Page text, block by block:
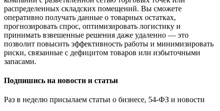
распределенных складских помещений. Вы сможете
оперативно получать данные о товарных остатках,
прогнозировать спрос, оптимизировать логистику и
принимать взвешенные решения даже удаленно — это
позволит повысить эффективность работы и минимизировать
риски, связанные с дефицитом товаров или избыточными
запасами.
Подпишись на новости и статьи
Раз в неделю присылаем статьи о бизнесе, 54-ФЗ и новости